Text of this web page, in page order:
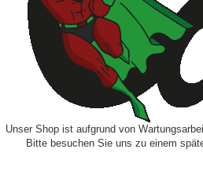
Unser Shop ist aufgrund von
Bitte besuchen Sie uns zu einem